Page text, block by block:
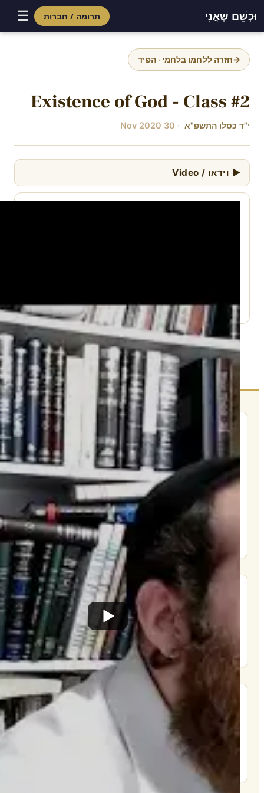
וּכְשֵׁם שֶׁאֲנִי תרומה / חברות ☰
→חזרה ללחמו בלחמי · הפיד
Existence of God - Class #2
י"ד כסלו התשפ"א · 30 Nov 2020
▶ וידאו / Video
עמוד היוטיוב ↗
הרשם לרשימת אימייל שבועי
הרשם
תרומה
תמכו בהמשך הפצת שיעורים ותכנים
Donate
מצא אותנו בעוד מקומות
צור קשר